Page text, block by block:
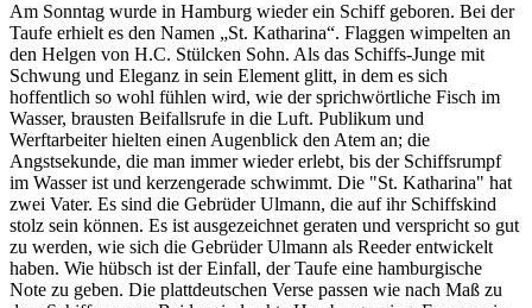
Am Sonntag wurde in Hamburg wieder ein Schiff geboren. Bei der
Taufe erhielt es den Namen
St. Katharina . Flaggen wimpelten an
den Helgen von H.C. Stülcken Sohn. Als das Schiffs-Junge mit
Schwung und Eleganz in sein Element glitt, in dem es sich
hoffentlich so wohl fühlen wird, wie der sprichwörtliche Fisch im
Wasser, brausten Beifallsrufe in die Luft. Publikum und
Werftarbeiter hielten einen Augenblick den Atem an; die
Angstsekunde, die man immer wieder erlebt, bis der Schiffsrumpf
im Wasser ist und kerzengerade schwimmt. Die "St. Katharina" hat
zwei Vater. Es sind die Gebrüder Ulmann, die auf ihr Schiffskind
stolz sein können. Es ist ausgezeichnet geraten und verspricht so gut
zu werden, wie sich die Gebrüder Ulmann als Reeder entwickelt
haben. Wie hübsch ist der Einfall, der Taufe eine hamburgische
Note zu geben. Die plattdeutschen Verse passen wie nach Maß zu